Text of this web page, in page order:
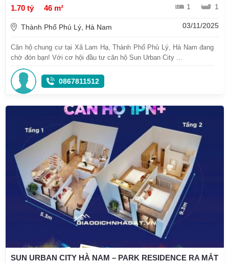
1.70 tỷ 46 m² 1 1
Thành Phố Phủ Lý, Hà Nam 03/11/2025
Căn hộ chung cư tại Xã Lam Hạ, Thành Phố Phủ Lý, Hà Nam đang
chờ đón bạn! Với cơ hội đầu tư căn hộ Sun Urban City ...
0867811512
SUN URBAN CITY HÀ NAM – PARK RESIDENCE RA MẮT